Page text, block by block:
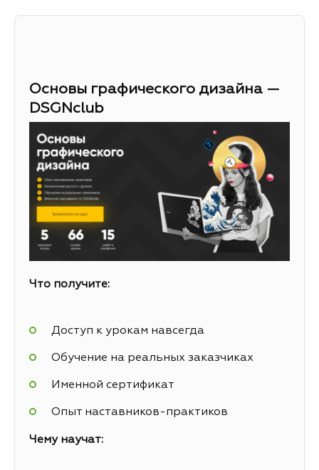
Основы графического дизайна —
DSGNclub
Что получите:
Доступ к урокам навсегда
Обучение на реальных заказчиках
Именной сертификат
Опыт наставников-практиков
Чему научат: